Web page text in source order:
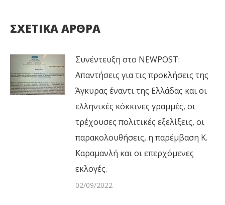
ΣΧΕΤΙΚΑ ΑΡΘΡΑ
Συνέντευξη στο NEWPOST:
Απαντήσεις για τις προκλήσεις της
Άγκυρας έναντι της Ελλάδας και οι
ελληνικές κόκκινες γραμμές, οι
τρέχουσες πολιτικές εξελίξεις, οι
παρακολουθήσεις, η παρέμβαση Κ.
Καραμανλή και οι επερχόμενες
εκλογές.
02/09/2022